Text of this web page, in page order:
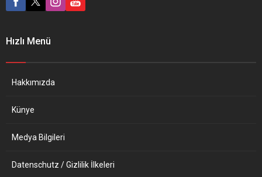
soruna hiçbir koşulda çare
TÜKETİCİLERİ
Panayiotides,...
Hızlı Menü
Hakkımızda
Künye
Medya Bilgileri
Datenschutz / Gizlilik İlkeleri